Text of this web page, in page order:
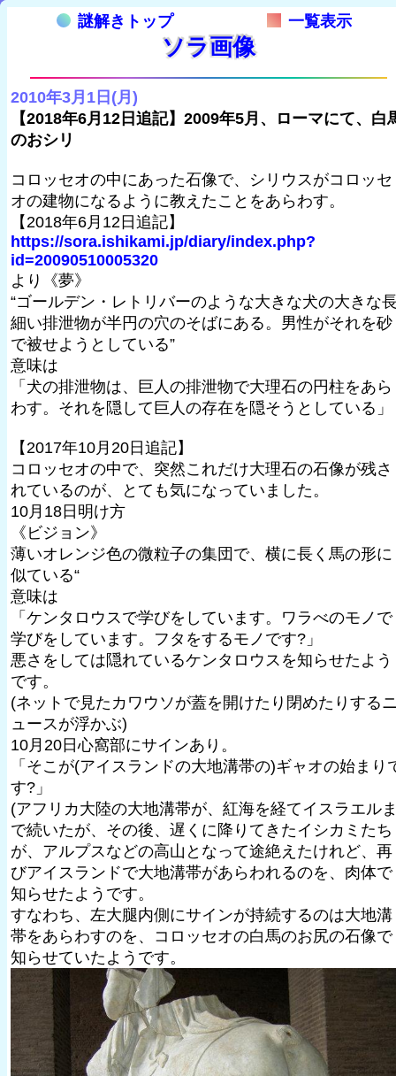
謎解きトップ 一覧表示
ソラ画像
2010年3月1日(月)
【2018年6月12日追記】2009年5月、ローマにて、白
のおシリ
コロッセオの中にあった石像で、シリウスがコロッセ
オの建物になるように教えたことをあらわす。
【2018年6月12日追記】
https://sora.ishikami.jp/diary/index.php?
id=20090510005320
より《夢》
“ゴールデン・レトリバーのような大きな犬の大きな
細い排泄物が半円の穴のそばにある。男性がそれを砂
で被せようとしている”
意味は
「犬の排泄物は、巨人の排泄物で大理石の円柱をあら
わす。それを隠して巨人の存在を隠そうとしている」
【2017年10月20日追記】
コロッセオの中で、突然これだけ大理石の石像が残さ
れているのが、とても気になっていました。
10月18日明け方
《ビジョン》
薄いオレンジ色の微粒子の集団で、横に長く馬の形に
似ている“
意味は
「ケンタロウスで学びをしています。ワラべのモノで
学びをしています。フタをするモノです?」
悪さをしては隠れているケンタロウスを知らせたよう
です。
(ネットで見たカワウソが蓋を開けたり閉めたりする
ュースが浮かぶ)
10月20日心窩部にサインあり。
「そこが(アイスランドの大地溝帯の)ギャオの始まり
す?」
(アフリカ大陸の大地溝帯が、紅海を経てイスラエル
で続いたが、その後、遅くに降りてきたイシカミたち
が、アルプスなどの高山となって途絶えたけれど、再
びアイスランドで大地溝帯があらわれるのを、肉体で
知らせたようです。
すなわち、左大腿内側にサインが持続するのは大地溝
帯をあらわすのを、コロッセオの白馬のお尻の石像で
知らせていたようです。